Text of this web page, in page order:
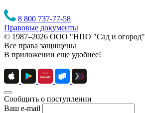
8 800 737-77-58
Правовые документы
© 1987–2026 ООО "НПО "Сад и огород"
Все права защищены
В приложении еще удобнее!
Сообщить о поступлении
Ваш e-mail